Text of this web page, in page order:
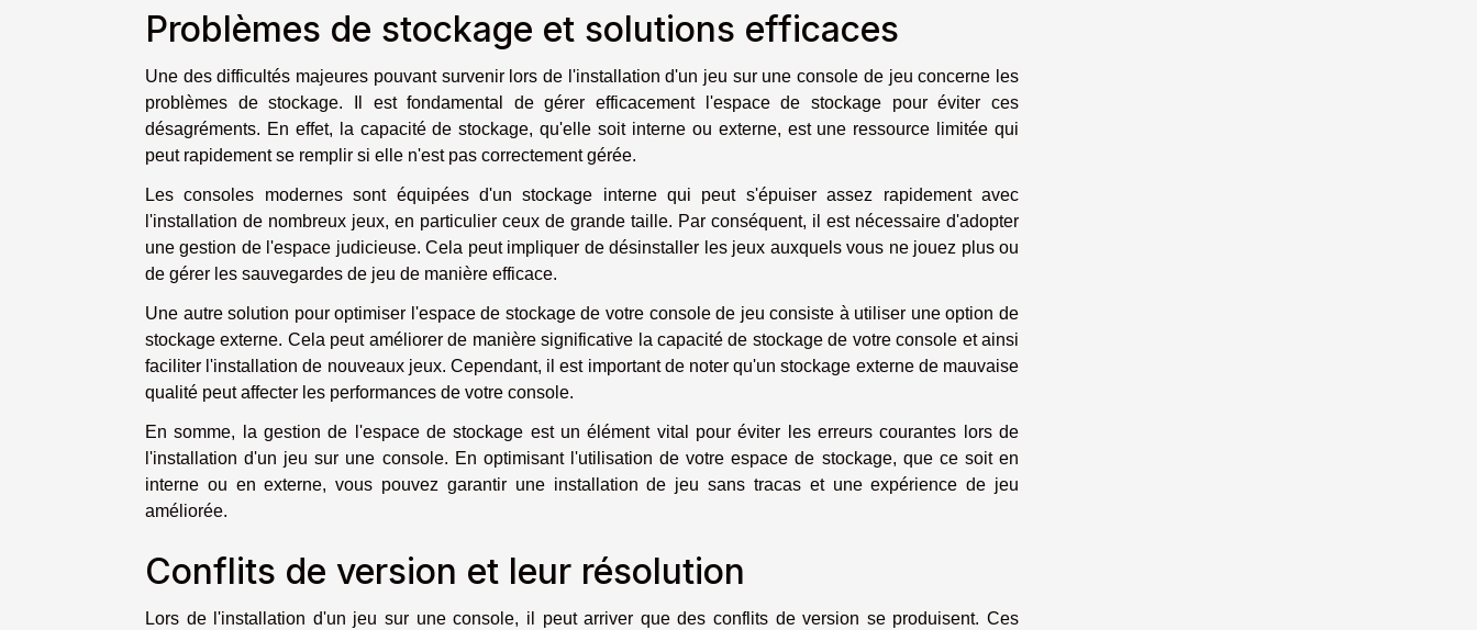
Problèmes de stockage et solutions efficaces
Une des difficultés majeures pouvant survenir lors de l'installation d'un jeu sur une console de jeu concerne les
problèmes de stockage. Il est fondamental de gérer efficacement l'espace de stockage pour éviter ces
désagréments. En effet, la capacité de stockage, qu'elle soit interne ou externe, est une ressource limitée qui
peut rapidement se remplir si elle n'est pas correctement gérée.
Les consoles modernes sont équipées d'un stockage interne qui peut s'épuiser assez rapidement avec
l'installation de nombreux jeux, en particulier ceux de grande taille. Par conséquent, il est nécessaire d'adopter
une gestion de l'espace judicieuse. Cela peut impliquer de désinstaller les jeux auxquels vous ne jouez plus ou
de gérer les sauvegardes de jeu de manière efficace.
Une autre solution pour optimiser l'espace de stockage de votre console de jeu consiste à utiliser une option de
stockage externe. Cela peut améliorer de manière significative la capacité de stockage de votre console et ainsi
faciliter l'installation de nouveaux jeux. Cependant, il est important de noter qu'un stockage externe de mauvaise
qualité peut affecter les performances de votre console.
En somme, la gestion de l'espace de stockage est un élément vital pour éviter les erreurs courantes lors de
l'installation d'un jeu sur une console. En optimisant l'utilisation de votre espace de stockage, que ce soit en
interne ou en externe, vous pouvez garantir une installation de jeu sans tracas et une expérience de jeu
améliorée.
Conflits de version et leur résolution
Lors de l'installation d'un jeu sur une console, il peut arriver que des conflits de version se produisent. Ces